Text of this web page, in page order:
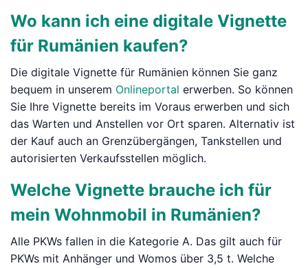
Wo kann ich eine digitale Vignette
für Rumänien kaufen?
Die digitale Vignette für Rumänien können Sie ganz
bequem in unserem Onlineportal erwerben. So können
Sie Ihre Vignette bereits im Voraus erwerben und sich
das Warten und Anstellen vor Ort sparen. Alternativ ist
der Kauf auch an Grenzübergängen, Tankstellen und
autorisierten Verkaufsstellen möglich.
Welche Vignette brauche ich für
mein Wohnmobil in Rumänien?
Alle PKWs fallen in die Kategorie A. Das gilt auch für
PKWs mit Anhänger und Womos über 3,5 t. Welche